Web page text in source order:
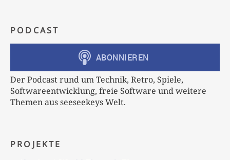
PODCAST
Der Podcast rund um Technik, Retro, Spiele,
Softwareentwicklung, freie Software und weitere
Themen aus seeseekeys Welt.
PROJEKTE